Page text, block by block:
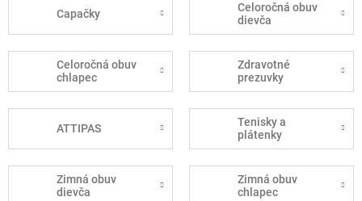
Capačky
Celoročná obuv
dievča
Celoročná obuv
chlapec
Zdravotné
prezuvky
ATTIPAS
Tenisky a
plátenky
Zimná obuv
dievča
Zimná obuv
chlapec